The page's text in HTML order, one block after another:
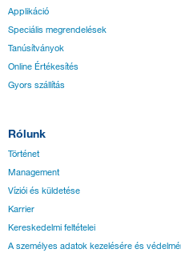
Applikáció
Speciális megrendelések
Tanúsítványok
Online Értékesítés
Gyors szállítás
Rólunk
Történet
Management
Víziói és küldetése
Karrier
Kereskedelmi feltételei
A személyes adatok kezelésére és